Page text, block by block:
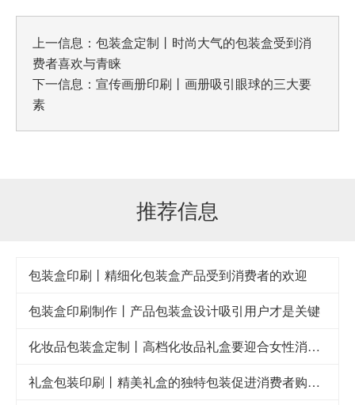
上一信息： 包装盒定制丨时尚大气的包装盒受到消
费者喜欢与青睐
下一信息： 宣传画册印刷丨画册吸引眼球的三大要
素
推荐信息
包装盒印刷丨精细化包装盒产品受到消费者的欢迎
包装盒印刷制作丨产品包装盒设计吸引用户才是关键
化妆品包装盒定制丨高档化妆品礼盒要迎合女性消费者的审美眼光
礼盒包装印刷丨精美礼盒的独特包装促进消费者购买欲